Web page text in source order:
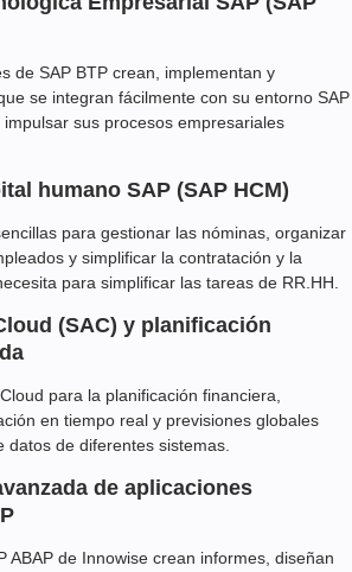
de SAP BTP crean, implementan y
se integran fácilmente con su entorno SAP
sus procesos empresariales
humano SAP (SAP HCM)
para gestionar las nóminas, organizar
y simplificar la contratación y la
para simplificar las tareas de RR.HH.
(SAC) y planificación
para la planificación financiera,
en tiempo real y previsiones globales
datos de diferentes sistemas.
de aplicaciones
ABAP de Innowise crean informes, diseñan